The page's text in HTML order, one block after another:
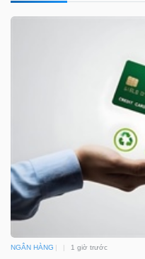
NGÂN HÀNG 1 giờ trước
viết
của
tác
giả
(-)